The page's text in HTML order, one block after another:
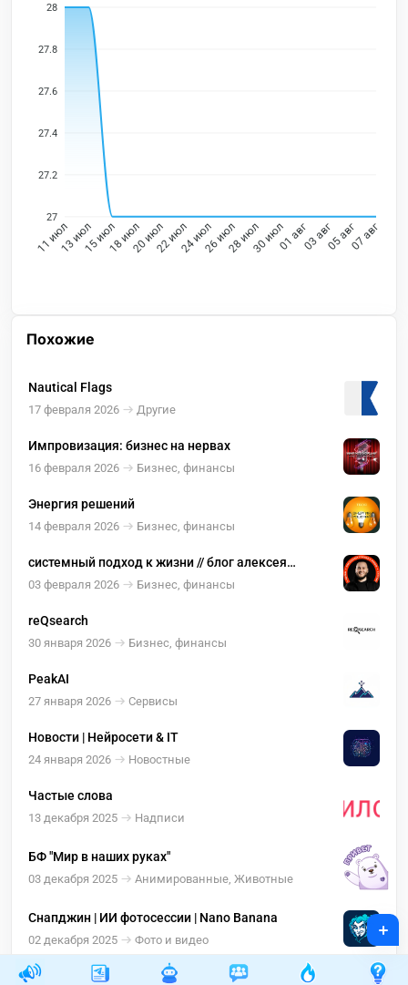
28
27.8
27.6
27.4
27.2
27
11 июл13 июл15 июл18 июл20 июл22 июл24 июл26 июл28 июл30 июл01 авг03 авг05 авг07 авг
Похожие
Nautical Flags
17 февраля 2026 Другие
Импровизация: бизнес на нервах
16 февраля 2026 Бизнес, финансы
Энергия решений
14 февраля 2026 Бизнес, финансы
системный подход к жизни // блог алексея
сухоносова
03 февраля 2026 Бизнес, финансы
reQsearch
30 января 2026 Бизнес, финансы
PeakAI
27 января 2026 Сервисы
Новости | Нейросети & IT
24 января 2026 Новостные
Частые слова
13 декабря 2025 Надписи
БФ "Мир в наших руках"
03 декабря 2025 Анимированные, Животные
Снапджин | ИИ фотосессии | Nano Banana
02 декабря 2025 Фото и видео
+